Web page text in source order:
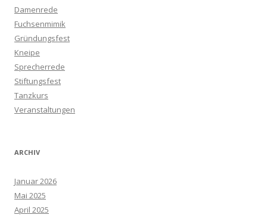
Damenrede
Fuchsenmimik
Gründungsfest
Kneipe
Sprecherrede
Stiftungsfest
Tanzkurs
Veranstaltungen
ARCHIV
Januar 2026
Mai 2025
April 2025